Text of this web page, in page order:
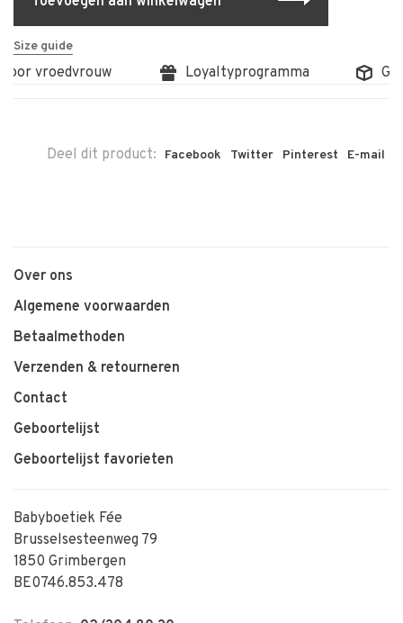
Size guide
vroedvrouw Loyaltyprogramma
Deel dit product: Facebook Twitter Pinterest E-mail
Over ons
Algemene voorwaarden
Betaalmethoden
Verzenden & retourneren
Contact
Geboortelijst
Geboortelijst favorieten
Babyboetiek Fée
Brusselsesteenweg 79
1850 Grimbergen
BE0746.853.478